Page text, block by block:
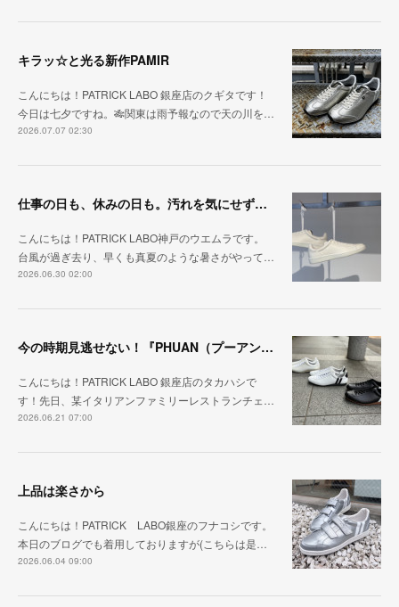
キラッ☆と光る新作PAMIR
こんにちは！PATRICK LABO 銀座店のクギタです！
今日は七夕ですね。🎋関東は雨予報なので天の川を…
2026.07.07 02:30
仕事の日も、休みの日も。汚れを気にせず毎日履ける『PUNCH-WP_WHT』
こんにちは！PATRICK LABO神戸のウエムラです。
台風が過ぎ去り、早くも真夏のような暑さがやって…
2026.06.30 02:00
今の時期見逃せない！『PHUAN（プーアン）』
こんにちは！PATRICK LABO 銀座店のタカハシで
す！先日、某イタリアンファミリーレストランチェ…
2026.06.21 07:00
上品は楽さから
こんにちは！PATRICK LABO銀座のフナコシです。
本日のブログでも着用しておりますが(こちらは是…
2026.06.04 09:00